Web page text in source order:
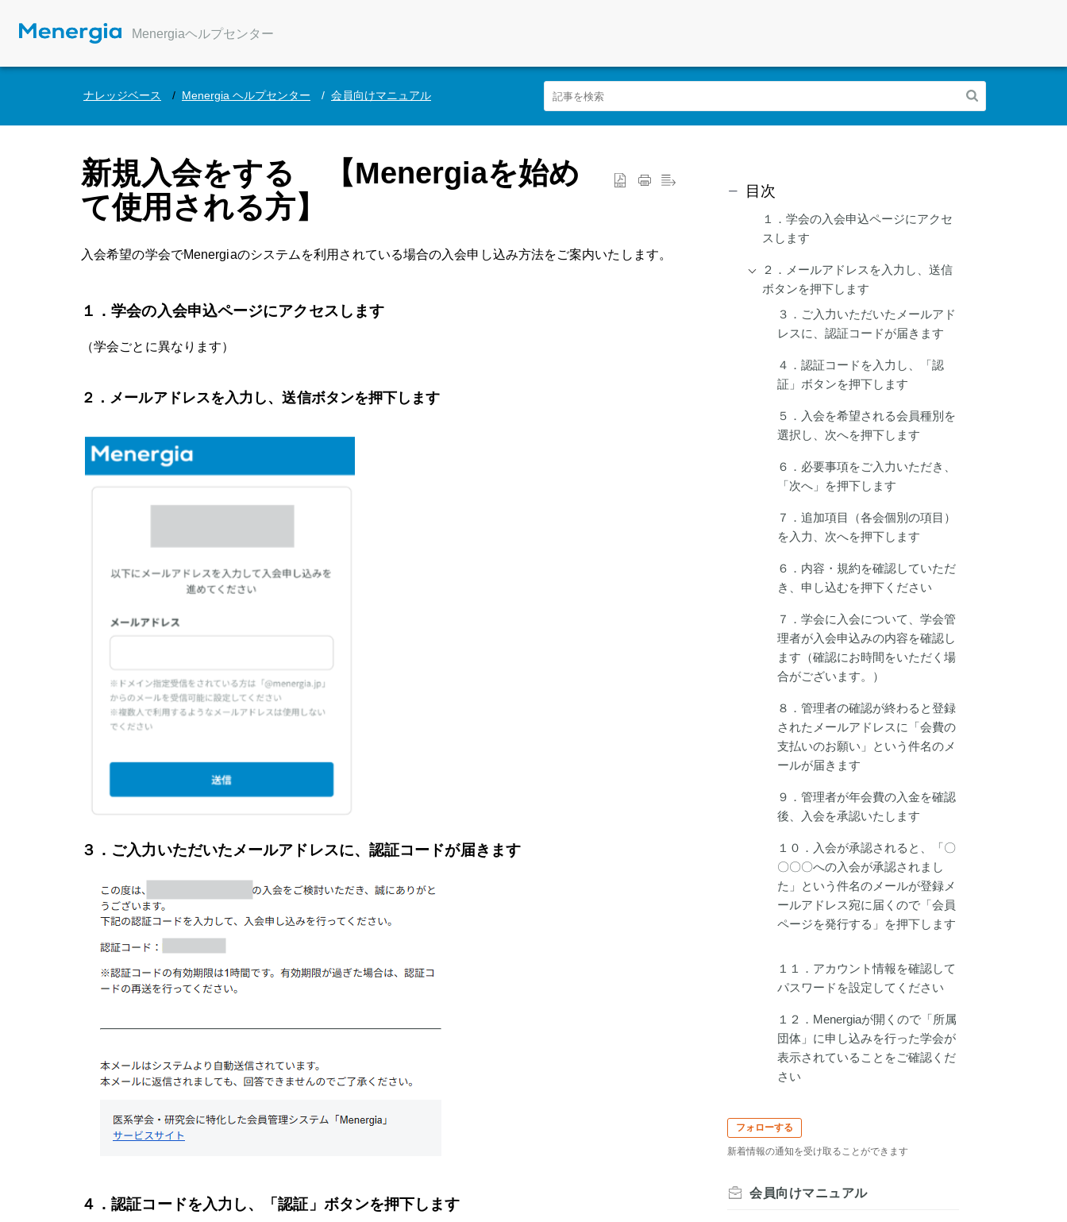
Menergiaヘルプセンター
ナレッジベース Menergia ヘルプセンター 会員向けマニュアル
新規入会をする 【Menergiaを始め
て使用される方】
入会希望の学会でMenergiaのシステムを利用されている場合の入会申し込み方法をご案内いたします。
１．学会の入会申込ページにアクセスします
（学会ごとに異なります）
２．メールアドレスを入力し、送信ボタンを押下します
３．ご入力いただいたメールアドレスに、認証コードが届きます
４．認証コードを入力し、「認証」ボタンを押下します
目次
１．学会の入会申込ページにアクセ
スします
２．メールアドレスを入力し、送信
ボタンを押下します
３．ご入力いただいたメールアド
レスに、認証コードが届きます
４．認証コードを入力し、「認
証」ボタンを押下します
５．入会を希望される会員種別を
選択し、次へを押下します
６．必要事項をご入力いただき、
「次へ」を押下します
７．追加項目（各会個別の項目）
を入力、次へを押下します
６．内容・規約を確認していただ
き、申し込むを押下ください
７．学会に入会について、学会管
理者が入会申込みの内容を確認し
ます（確認にお時間をいただく場
合がございます。）
８．管理者の確認が終わると登録
されたメールアドレスに「会費の
支払いのお願い」という件名のメ
ールが届きます
９．管理者が年会費の入金を確認
後、入会を承認いたします
１０．入会が承認されると、「〇
〇〇〇への入会が承認されまし
た」という件名のメールが登録メ
ールアドレス宛に届くので「会員
ページを発行する」を押下します
１１．アカウント情報を確認して
パスワードを設定してください
１２．Menergiaが開くので「所属
団体」に申し込みを行った学会が
表示されていることをご確認くだ
さい
フォローする
新着情報の通知を受け取ることができます
会員向けマニュアル